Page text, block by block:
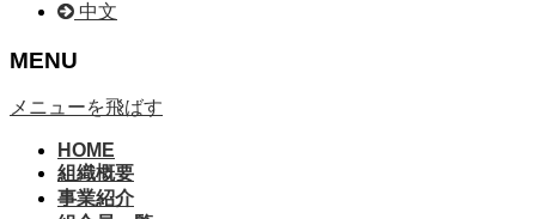
中文
MENU
メニューを飛ばす
HOME
組織概要
事業紹介